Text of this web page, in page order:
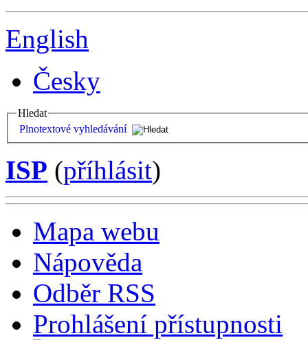
English
Česky
Hledat
Plnotextové vyhledávání
ISP (příhlásit)
Mapa webu
Nápověda
Odběr RSS
Prohlášení přístupnosti